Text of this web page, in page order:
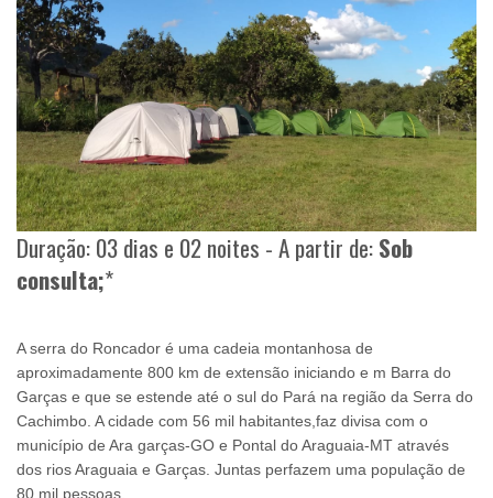
Duração: 03 dias e 02 noites - A partir de:Sob
consulta;*
A serra do Roncador é uma cadeia montanhosa de
aproximadamente 800 km de extensão iniciando e m Barra do
Garças e que se estende até o sul do Pará na região da Serra do
Cachimbo. A cidade com 56 mil habitantes,faz divisa com o
município de Ara garças-GO e Pontal do Araguaia-MT através
dos rios Araguaia e Garças. Juntas perfazem uma população de
80 mil pessoas.